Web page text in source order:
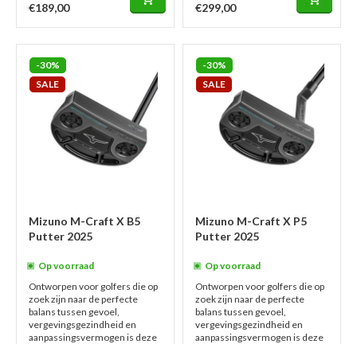
€189,00 €299,00
-30%
SALE
Mizuno M-Craft X B5
Putter 2025
Op voorraad
Ontworpen voor golfers die op
zoek zijn naar de perfecte
balans tussen gevoel,
vergevingsgezindheid en
aanpassingsvermogen is deze
-30%
SALE
Mizuno M-Craft X P5
Putter 2025
Op voorraad
Ontworpen voor golfers die op
zoek zijn naar de perfecte
balans tussen gevoel,
vergevingsgezindheid en
aanpassingsvermogen is deze